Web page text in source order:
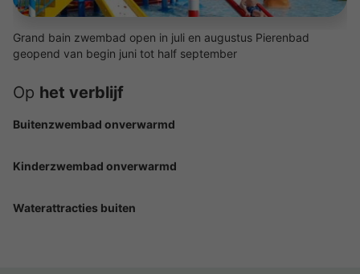
Grand bain zwembad open in juli en augustus Pierenbad
geopend van begin juni tot half september
Op het verblijf
Buitenzwembad onverwarmd
Kinderzwembad onverwarmd
Waterattracties buiten